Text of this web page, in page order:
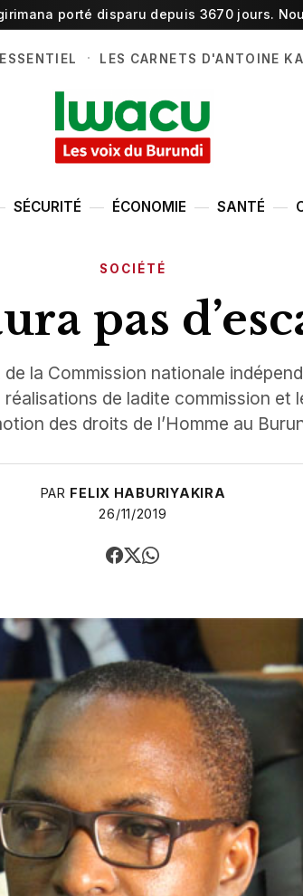
porté disparu depuis 3670 jours.
· LES CARNETS D'ANTOINE
SÉCURITÉ ÉCONOMIE SANTÉ
SOCIÉTÉ
pas
la Commission nationale
réalisations de ladite commission
des droits de l’Homme au
PAR FELIX HABURIYAKIRA
26/11/2019